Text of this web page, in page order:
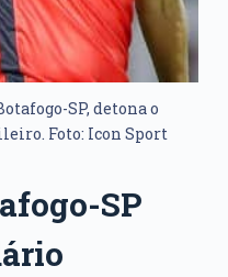
SP, detona o
Foto: Icon Sport
SP